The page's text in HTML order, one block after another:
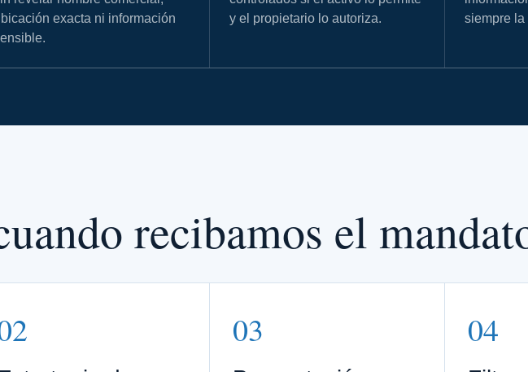
exacta ni información
y el propietario lo autoriza.
siempre
recibamos el
03 04